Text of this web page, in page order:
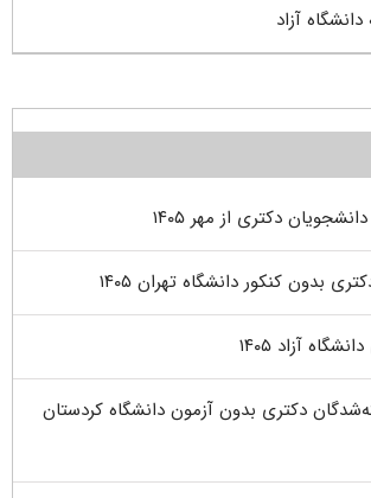
آزاد
دکتری از مهر ۱۴۰۵
بدون کنکور دانشگاه تهران ۱۴۰۵
آزاد ۱۴۰۵
دکتری بدون آزمون دانشگاه کردستان